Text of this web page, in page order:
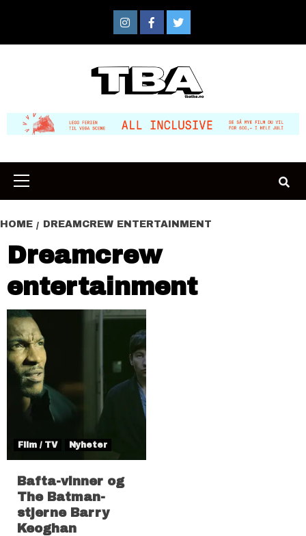
content
InstagramFacebook
Twitter
Primary
Menu
HOME DREAMCREW ENTERTAINMENT
Dreamcrew
entertainment
Film / TV Nyheter
Bafta-vinner og
The Batman-
stjerne Barry
Keoghan